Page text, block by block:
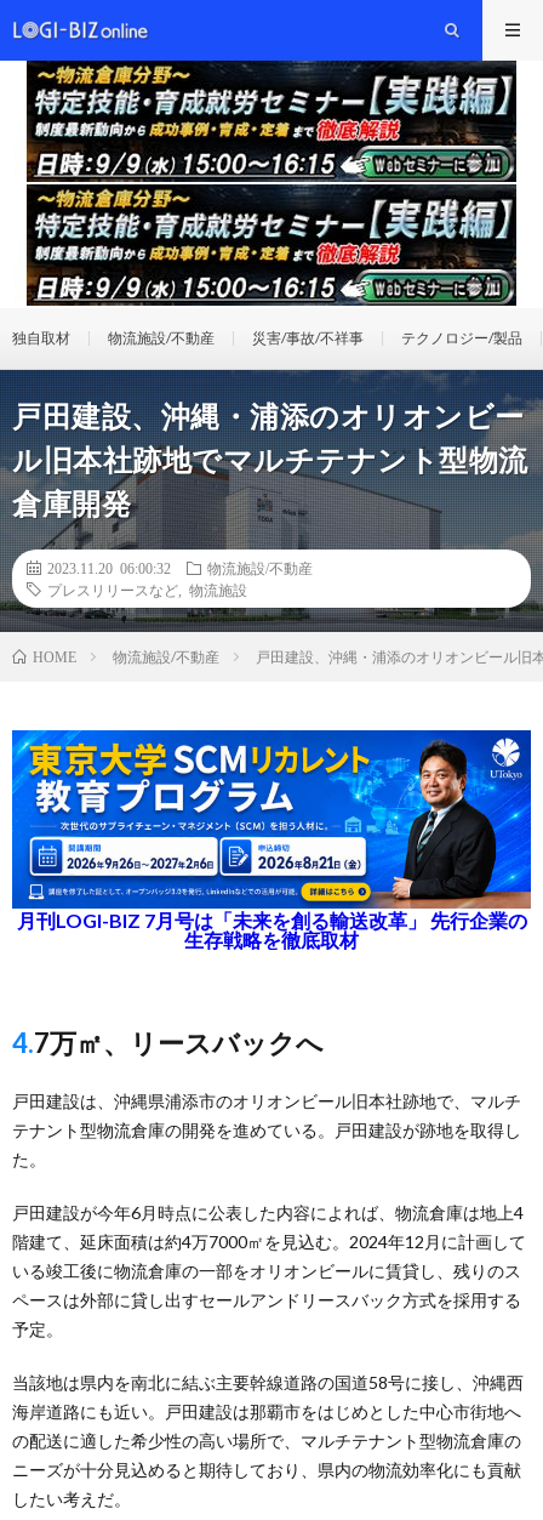
独自取材 物流施設/不動産 災害/事故/不祥事 テクノロジー/製品
戸田建設、沖縄・浦添のオリオンビー
ル旧本社跡地でマルチテナント型物流
倉庫開発
2023.11.20 06:00:32
物流施設/不動産
プレスリリースなど
物流施設
HOME 物流施設/不動産 戸田建設、沖縄・浦添のオリオンビール旧
月刊LOGI-BIZ 7月号は「未来を創る輸送改革」 先行企業の
生存戦略を徹底取材
4.7万㎡、リースバックへ
戸田建設は、沖縄県浦添市のオリオンビール旧本社跡地で、マルチ
テナント型物流倉庫の開発を進めている。戸田建設が跡地を取得し
た。
戸田建設が今年6月時点に公表した内容によれば、物流倉庫は地上4
階建て、延床面積は約4万7000㎡を見込む。2024年12月に計画して
いる竣工後に物流倉庫の一部をオリオンビールに賃貸し、残りのス
ペースは外部に貸し出すセールアンドリースバック方式を採用する
予定。
当該地は県内を南北に結ぶ主要幹線道路の国道58号に接し、沖縄西
海岸道路にも近い。戸田建設は那覇市をはじめとした中心市街地へ
の配送に適した希少性の高い場所で、マルチテナント型物流倉庫の
ニーズが十分見込めると期待しており、県内の物流効率化にも貢献
したい考えだ。